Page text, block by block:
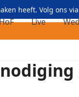
heeft. Volg ons via
Live